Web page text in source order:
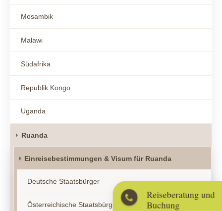
Reiseberatung und
Buchung
Mosambik
Malawi
Südafrika
Republik Kongo
Uganda
Ruanda
Einreisebestimmungen & Visum für Ruanda
Deutsche Staatsbürger
Österreichische Staatsbürger